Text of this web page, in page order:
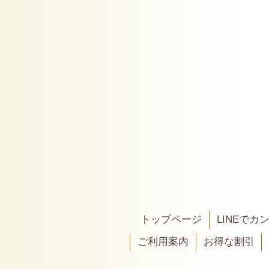
トップページ
LINEでカ
ご利用案内
お得な割引